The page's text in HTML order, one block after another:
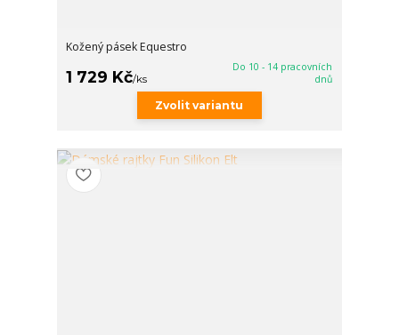
Kožený pásek Equestro
1 729 Kč/ks
Do 10 - 14 pracovních
dnů
Zvolit variantu